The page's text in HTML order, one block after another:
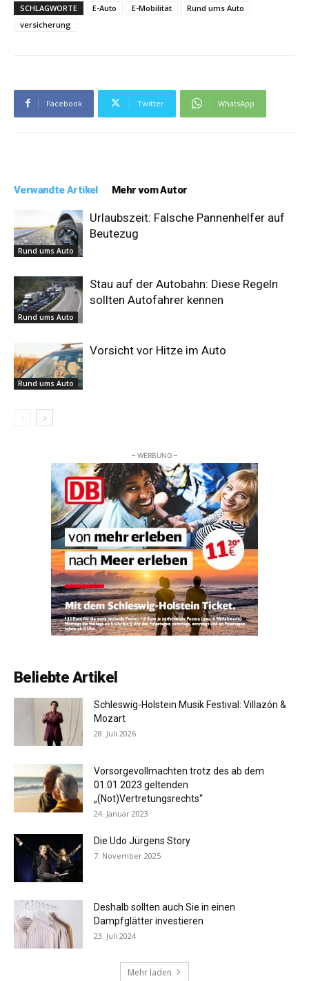
SCHLAGWORTE E-Auto E-Mobilität
Rund ums Auto
versicherung
Facebook Twitter WhatsApp
Verwandte Artikel Mehr vom Autor
Rund ums Auto
Urlaubszeit: Falsche Pannenhelfer auf
Beutezug
Rund ums Auto
Stau auf der Autobahn: Diese Regeln
sollten Autofahrer kennen
Rund ums Auto
Vorsicht vor Hitze im Auto
– WERBUNG –
Beliebte Artikel
Schleswig-Holstein Musik Festival: Villazón &
Mozart
28. Juli 2026
Vorsorgevollmachten trotz des ab dem
01.01.2023 geltenden
„(Not)Vertretungsrechts“
24. Januar 2023
Die Udo Jürgens Story
7. November 2025
Deshalb sollten auch Sie in einen
Dampfglätter investieren
23. Juli 2024
Mehr laden